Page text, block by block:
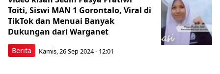
Berita
Toiti, Siswi MAN 1 Gorontalo, Viral di
TikTok dan Menuai Banyak
Dukungan dari Warganet
Kamis, 26 Sep 2024 - 12:01